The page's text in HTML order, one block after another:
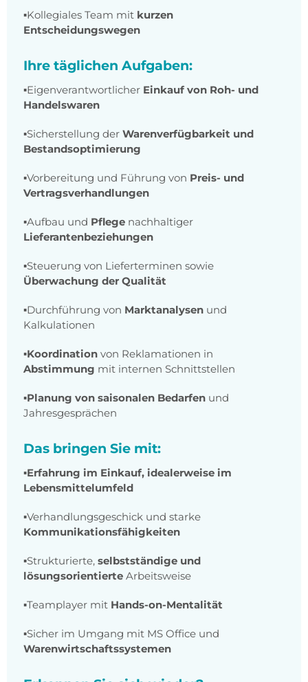
▪️Kollegiales Team mit kurzen
Entscheidungswegen
Ihre täglichen Aufgaben:
▪️Eigenverantwortlicher Einkauf von Roh- und
Handelswaren
▪️Sicherstellung der Warenverfügbarkeit und
Bestandsoptimierung
▪️Vorbereitung und Führung von Preis- und
Vertragsverhandlungen
▪️Aufbau und Pflege nachhaltiger
Lieferantenbeziehungen
▪️Steuerung von Lieferterminen sowie
Überwachung der Qualität
▪️Durchführung von Marktanalysen und
Kalkulationen
▪️Koordination von Reklamationen in
Abstimmung mit internen Schnittstellen
▪️Planung von saisonalen Bedarfen und
Jahresgesprächen
Das bringen Sie mit:
▪️Erfahrung im Einkauf, idealerweise im
Lebensmittelumfeld
▪️Verhandlungsgeschick und starke
Kommunikationsfähigkeiten
▪️Strukturierte, selbstständige und
lösungsorientierte Arbeitsweise
▪️Teamplayer mit Hands-on-Mentalität
▪️Sicher im Umgang mit MS Office und
Warenwirtschaftssystemen